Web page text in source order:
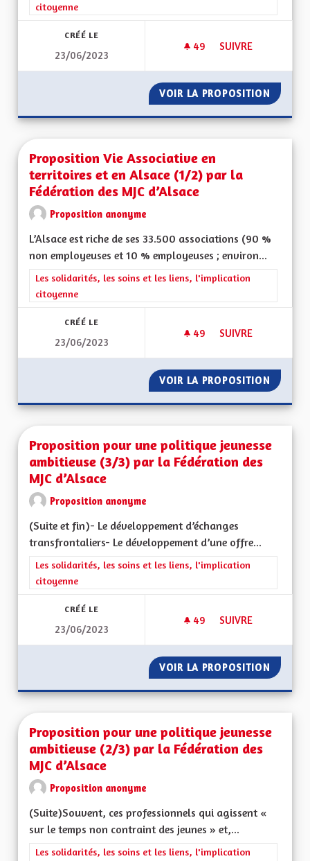
citoyenne
CRÉÉ LE
23/06/2023
49 49 ABONNÉS
SUIVRE
VOIR LA PROPOSITION
Proposition Vie Associative en
territoires et en Alsace (1/2) par la
Fédération des MJC d’Alsace
Proposition anonyme
L’Alsace est riche de ses 33.500 associations (90 %
non employeuses et 10 % employeuses ; environ...
Filtrer les résultats de la catégorie : Les solidarités, les soins
Les solidarités, les soins et les liens, l'implication
citoyenne
CRÉÉ LE
23/06/2023
49 49 ABONNÉS
SUIVRE
VOIR LA PROPOSITION
Proposition pour une politique jeunesse
ambitieuse (3/3) par la Fédération des
MJC d’Alsace
Proposition anonyme
(Suite et fin)- Le développement d’échanges
transfrontaliers- Le développement d’une offre...
Filtrer les résultats de la catégorie : Les solidarités, les soins
Les solidarités, les soins et les liens, l'implication
citoyenne
CRÉÉ LE
23/06/2023
49 49 ABONNÉS
SUIVRE
VOIR LA PROPOSITION
Proposition pour une politique jeunesse
ambitieuse (2/3) par la Fédération des
MJC d’Alsace
Proposition anonyme
(Suite)Souvent, ces professionnels qui agissent «
sur le temps non contraint des jeunes » et,...
Filtrer les résultats de la catégorie : Les solidarités, les soins
Les solidarités, les soins et les liens, l'implication